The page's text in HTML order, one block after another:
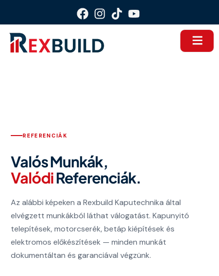
REFERENCIÁK
Valós Munkák,
ValódiReferenciák.
Az alábbi képeken a Rexbuild Kaputechnika által
elvégzett munkákból láthat válogatást. Kapunyitó
telepítések, motorcserék, betáp kiépítések és
elektromos előkészítések — minden munkát
dokumentáltan és garanciával végzünk.